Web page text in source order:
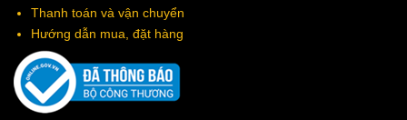
Thanh toán và vận chuyển
Hướng dẫn mua, đặt hàng